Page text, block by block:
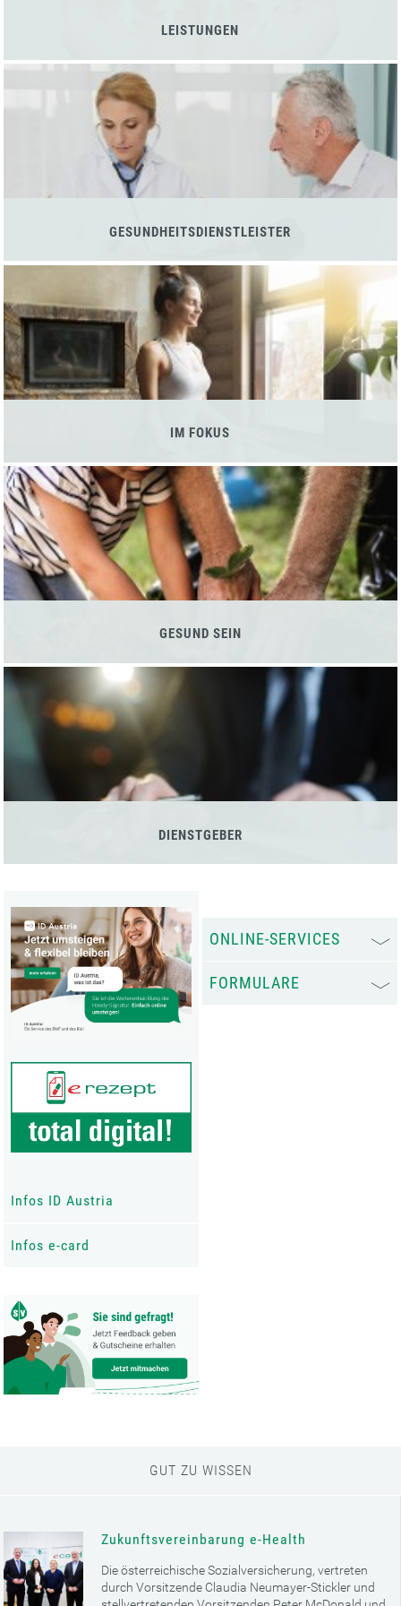
LEISTUNGEN
GESUNDHEITSDIENSTLEISTER
IM FOKUS
GESUND SEIN
DIENSTGEBER
Infos ID Austria
Infos e-card
ONLINE-SERVICES
FORMULARE
GUT ZU WISSEN
Zukunftsvereinbarung e-Health
Die österreichische Sozialversicherung, vertreten
durch Vorsitzende Claudia Neumayer-Stickler und